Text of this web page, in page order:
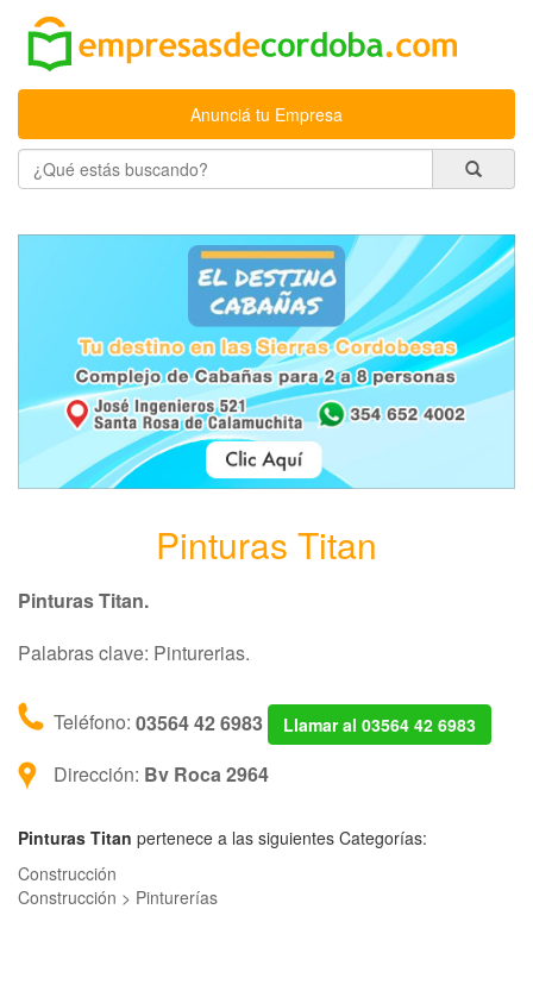
Anunciá tu Empresa
Pinturas Titan
Pinturas Titan.
Palabras clave: Pinturerias.
Teléfono: 03564 42 6983 Llamar al 03564 42 6983
Dirección: Bv Roca 2964
Pinturas Titan pertenece a las siguientes Categorías:
Construcción
Construcción > Pinturerías